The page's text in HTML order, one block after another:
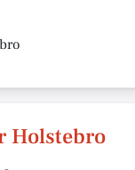
Holstebro